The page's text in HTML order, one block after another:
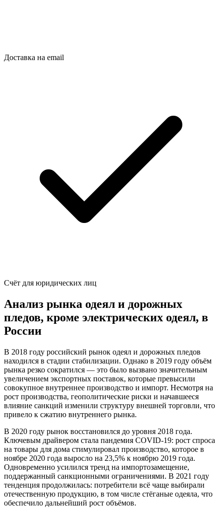
Доставка на email
Счёт для юридических лиц
Анализ рынка одеял и дорожных
пледов, кроме электрических одеял, в
России
В 2018 году российский рынок одеял и дорожных пледов
находился в стадии стабилизации. Однако в 2019 году объём
рынка резко сократился — это было вызвано значительным
увеличением экспортных поставок, которые превысили
совокупное внутреннее производство и импорт. Несмотря на
рост производства, геополитические риски и начавшееся
влияние санкций изменили структуру внешней торговли, что
привело к сжатию внутреннего рынка.
В 2020 году рынок восстановился до уровня 2018 года.
Ключевым драйвером стала пандемия COVID-19: рост спроса
на товары для дома стимулировал производство, которое в
ноябре 2020 года выросло на 23,5% к ноябрю 2019 года.
Одновременно усилился тренд на импортозамещение,
поддержанный санкционными ограничениями. В 2021 году
тенденция продолжилась: потребители всё чаще выбирали
отечественную продукцию, в том числе стёганые одеяла, что
обеспечило дальнейший рост объёмов.